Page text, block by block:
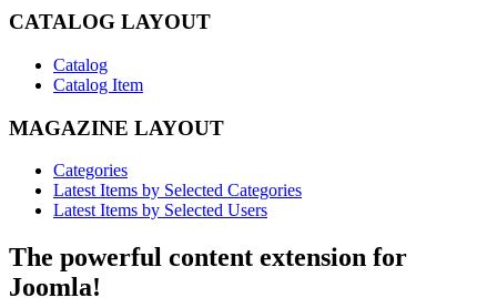
CATALOG LAYOUT
Catalog
Catalog Item
MAGAZINE LAYOUT
Categories
Latest Items by Selected Categories
Latest Items by Selected Users
The powerful content extension for
Joomla!